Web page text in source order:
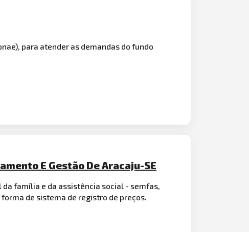
para atender as demandas do fundo
E Gestão De Aracaju-SE
família e da assistência social - semfas,
de sistema de registro de preços.